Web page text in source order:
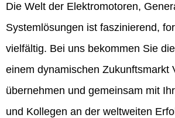
Die Welt der Elektromotoren,
Systemlösungen ist faszinierend,
vielfältig. Bei uns bekommen Sie
einem dynamischen Zukunftsmarkt
übernehmen und gemeinsam mit
und Kollegen an der weltweiten